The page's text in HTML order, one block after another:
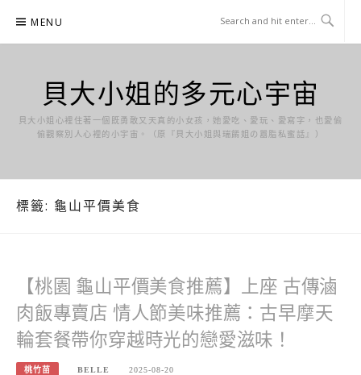
content
MENU
貝大小姐的多元心宇宙
貝大小姐心裡住著一個既勇敢又天真的小女孩，她愛吃、愛玩、愛寫字，也愛偷
偷觀察別人心裡的小宇宙。（原『貝大小姐與瑞餚姐の囂脂私蜜話』）
標籤: 龜山平價美食
【桃園 龜山平價美食推薦】上座 古傳滷
肉飯專賣店 情人節美味推薦：古早摩天
輪套餐帶你穿越時光的戀愛滋味！
桃竹苗 BELLE 2025-08-20